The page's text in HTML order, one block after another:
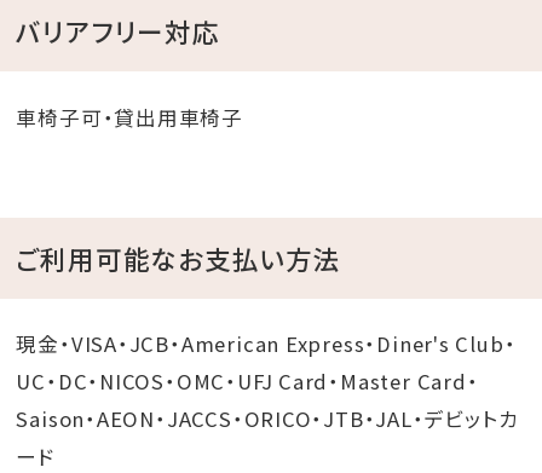
バリアフリー対応
車椅子可・貸出用車椅子
ご利用可能なお支払い方法
現金・VISA・JCB・American Express・Diner's Club・
UC・DC・NICOS・OMC・UFJ Card・Master Card・
Saison・AEON・JACCS・ORICO・JTB・JAL・デビットカ
ード